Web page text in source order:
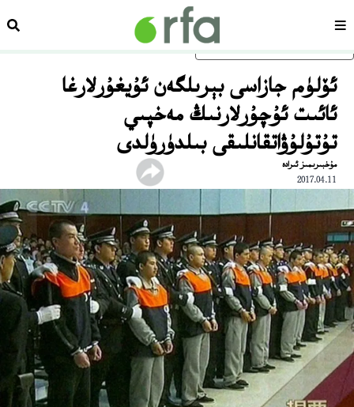
ئاساسلىق مەزمۇنغا ئاتلاڭسەھىپە
ئۆلۈم جازاسى بېرىلگەن ئۇيغۇرلارغا
ئائىت ئۇچۇرلارنىڭ مەخپىي
تۇتۇلۇۋاتقانلىقى بىلدۈرۈلدى
مۇخبىرىمىز ئىرادە
2017.04.11